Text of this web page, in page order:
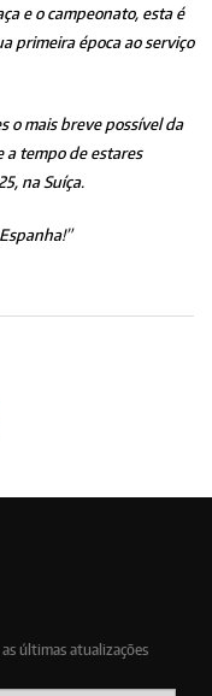
e o campeonato, esta é
primeira época ao serviço
o mais breve possível da
a tempo de estares
na Suíça.
últimas atualizações